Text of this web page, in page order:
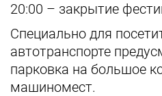
20:00 – закрытие
Специально для
автотранспорте
парковка на большое
машиномест.